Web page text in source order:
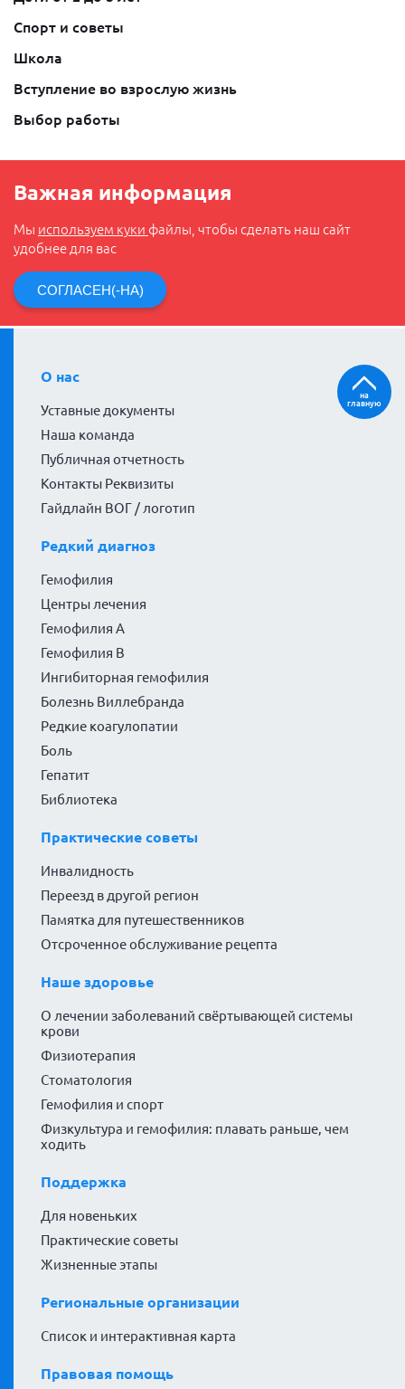
Спорт и советы
Школа
Вступление во взрослую жизнь
Выбор работы
Важная информация
Мы используем куки файлы, чтобы сделать наш сайт
удобнее для вас
СОГЛАСЕН(-НА)
О нас
Уставные документы
Наша команда
Публичная отчетность
Контакты Реквизиты
Гайдлайн ВОГ / логотип
Редкий диагноз
Гемофилия
Центры лечения
Гемофилия А
Гемофилия В
Ингибиторная гемофилия
Болезнь Виллебранда
Редкие коагулопатии
Боль
Гепатит
Библиотека
Практические советы
Инвалидность
Переезд в другой регион
Памятка для путешественников
Отсроченное обслуживание рецепта
Наше здоровье
О лечении заболеваний свёртывающей системы
крови
Физиотерапия
Стоматология
Гемофилия и спорт
Физкультура и гемофилия: плавать раньше, чем
ходить
Поддержка
Для новеньких
Практические советы
Жизненные этапы
Региональные организации
Список и интерактивная карта
Правовая помощь
на
главную